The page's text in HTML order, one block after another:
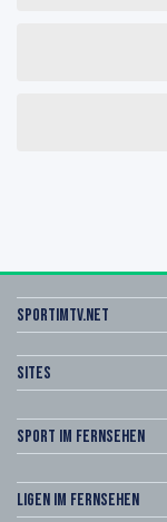
sportimtv.net
Sites
Sport im Fernsehen
Ligen im Fernsehen